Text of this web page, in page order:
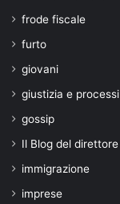
frode fiscale
furto
giovani
giustizia e processi
gossip
Il Blog del direttore
immigrazione
imprese